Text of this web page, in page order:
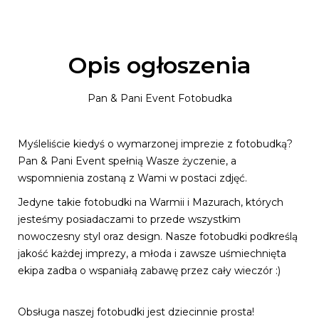
Opis ogłoszenia
Pan & Pani Event Fotobudka
Myśleliście kiedyś o wymarzonej imprezie z fotobudką?
Pan & Pani Event spełnią Wasze życzenie, a
wspomnienia zostaną z Wami w postaci zdjęć.
Jedyne takie fotobudki na Warmii i Mazurach, których
jesteśmy posiadaczami to przede wszystkim
nowoczesny styl oraz design. Nasze fotobudki podkreślą
jakość każdej imprezy, a młoda i zawsze uśmiechnięta
ekipa zadba o wspaniałą zabawę przez cały wieczór :)
Obsługa naszej fotobudki jest dziecinnie prosta!